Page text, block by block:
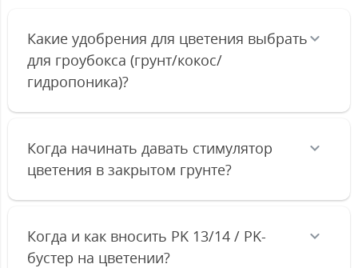
Какие удобрения для цветения выбрать
для гроубокса (грунт/кокос/
гидропоника)?
Когда начинать давать стимулятор
цветения в закрытом грунте?
Когда и как вносить PK 13/14 / PK-
бустер на цветении?